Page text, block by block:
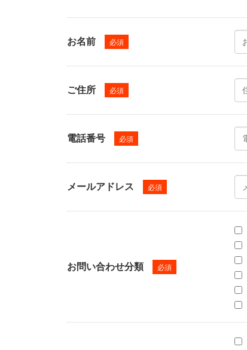
お名前 必須
ご住所 必須
電話番号 必須
メールアドレス 必須
お問い合わせ分類 必須